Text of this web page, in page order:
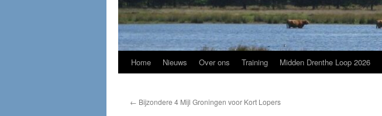
Home Nieuws Over ons Training Midden Drenthe Loop 2026
← Bijzondere 4 Mijl Groningen voor Kort Lopers